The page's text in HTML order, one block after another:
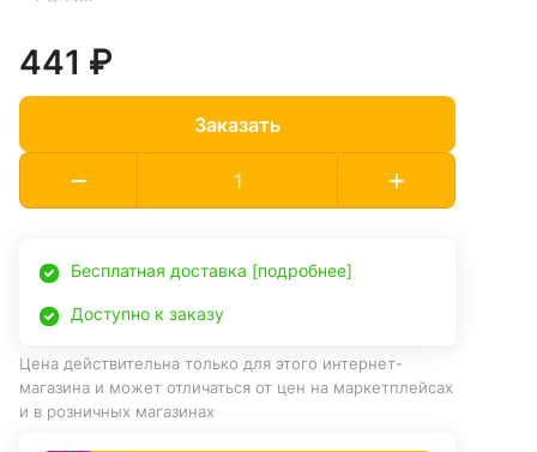
441 ₽
Заказать
Бесплатная доставка [подробнее]
Доступно к заказу
Цена действительна только для этого интернет-
магазина и может отличаться от цен на маркетплейсах
и в розничных магазинах